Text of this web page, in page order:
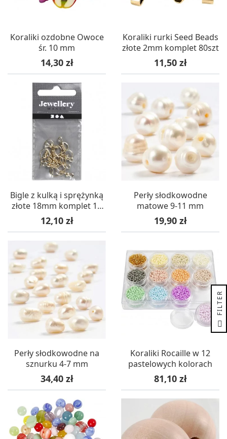
Koraliki ozdobne Owoce
śr. 10 mm
Cena
14,30 zł
Koraliki rurki Seed Beads
złote 2mm komplet 80szt
Cena
11,50 zł
Bigle z kulką i sprężynką
złote 18mm komplet 10
sztuk
Cena
12,10 zł
Perły słodkowodne
matowe 9-11 mm
Cena
19,90 zł
Perły słodkowodne na
sznurku 4-7 mm
Cena
34,40 zł
Koraliki Rocaille w 12
pastelowych kolorach
Cena
81,10 zł
R